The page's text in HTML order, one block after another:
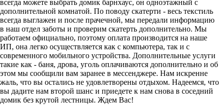
всегда можете выбрать домик барнхаус, он одноэтажный с
дополнительной комнатой. По поводу скатерти - весь текстиль
всегда выглажен и после прачечной, мы передали информацию
в наш отдел заботы и проверим скатерть дополнительно. Мы
работаем официально, поэтому оплата производится на наше
ИП, она легко осуществляется как с компьютера, так и с
современного мобильного устройства. Дополнительные услуги
такие как - баня, дрова, уголь оплачиваются дополнительно и об
этом мы сообщили вам заранее в мессенджере. Нам искренне
жаль, что вы остались не удовлетворены отдыхом. Надеемся, что
вы дадите нам второй шанс и приедете к нам снова в соседний
домик без крутой лестницы. Ждем Вас!